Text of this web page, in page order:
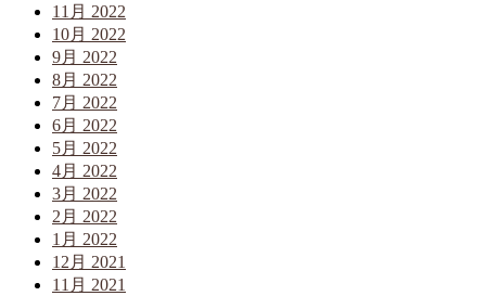
11月 2022
10月 2022
9月 2022
8月 2022
7月 2022
6月 2022
5月 2022
4月 2022
3月 2022
2月 2022
1月 2022
12月 2021
11月 2021